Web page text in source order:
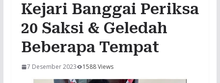
Kejari Banggai Periksa
20 Saksi & Geledah
Beberapa Tempat
7 Desember 2023 1588 Views